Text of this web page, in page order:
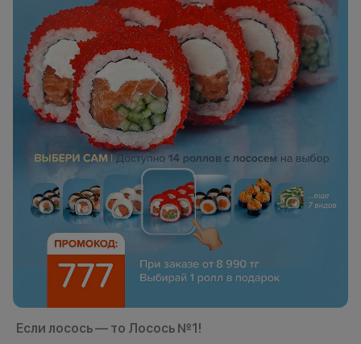
Если лосось — то Лосось №1!